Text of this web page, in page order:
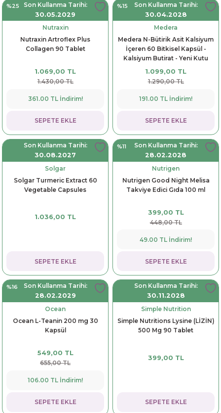
%25
Son Kullanma Tarihi:
30.05.2029
Nutraxin
Nutraxin Artroflex Plus
Collagen 90 Tablet
1.069,00 TL
1.430,00 TL
361.00 TL İndirim!
SEPETE EKLE
%15
Son Kullanma Tarihi:
30.04.2028
Medera
Medera N-Bütirik Asit Kalsiyum
İçeren 60 Bitkisel Kapsül -
Kalsiyum Butirat - Yeni Kutu
1.099,00 TL
1.290,00 TL
191.00 TL İndirim!
SEPETE EKLE
Son Kullanma Tarihi:
30.08.2027
Solgar
Solgar Turmeric Extract 60
Vegetable Capsules
1.036,00 TL
SEPETE EKLE
%11
Son Kullanma Tarihi:
28.02.2028
Nutrigen
Nutrigen Good Night Melisa
Takviye Edici Gıda 100 ml
399,00 TL
448,00 TL
49.00 TL İndirim!
SEPETE EKLE
%16
Son Kullanma Tarihi:
28.02.2029
Ocean
Ocean L-Teanin 200 mg 30
Kapsül
549,00 TL
655,00 TL
106.00 TL İndirim!
SEPETE EKLE
Son Kullanma Tarihi:
30.11.2028
Simple Nutrition
Simple Nutritions Lysine (LİZİN)
500 Mg 90 Tablet
399,00 TL
SEPETE EKLE